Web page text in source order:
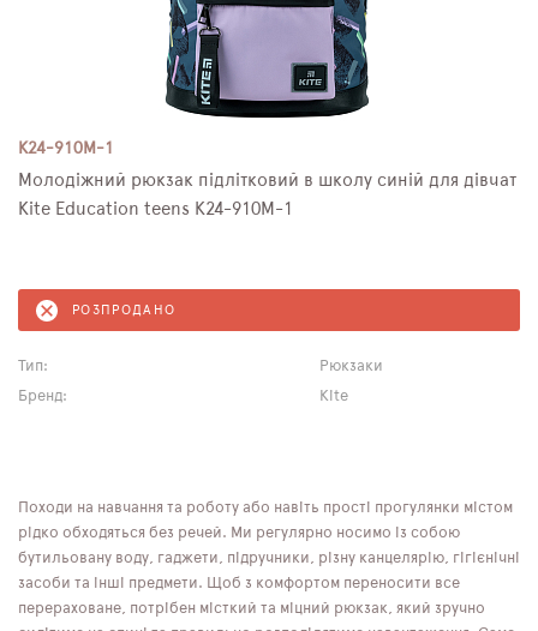
K24-910M-1
Молодіжний рюкзак підлітковий в школу синій для дівчат
Kite Education teens K24-910M-1
РОЗПРОДАНО
Тип:
Рюкзаки
Бренд:
Kite
Походи на навчання та роботу або навіть прості прогулянки містом
рідко обходяться без речей. Ми регулярно носимо із собою
бутильовану воду, гаджети, підручники, різну канцелярію, гігієнічні
засоби та інші предмети. Щоб з комфортом переносити все
перераховане, потрібен місткий та міцний рюкзак, який зручно